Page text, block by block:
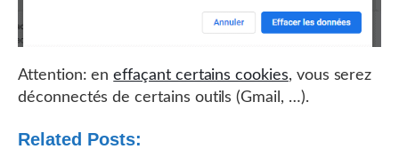
Attention: eneffaçant certains cookies, vous serez
déconnectés de certains outils (Gmail, …).
Related Posts: